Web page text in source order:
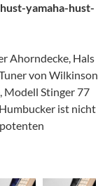
hust-yamaha-hust-
Ahorndecke, Hals
von Wilkinson
Modell Stinger 77
ist nicht